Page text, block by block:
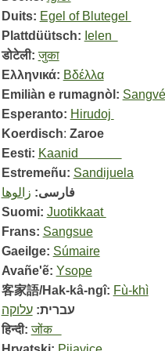
Duits: Egel of Blutegel
Plattdüütsch: Ielen
डोटेली: जुका
Ελληνικά: Βδέλλα
Emiliàn e rumagnòl:
Esperanto: Hirudoj
Koerdisch: Zaroe
Eesti: Kaanid
Estremeñu: Sandijuela
فارسی: زالوها
Suomi: Juotikkaat
Frans: Sangsue
Gaeilge: Súmaire
Avañe'ẽ: Ysope
客家語/Hak-kâ-ngî: Fù-khì
עברית: עלוקה
हिन्दी: जोंक